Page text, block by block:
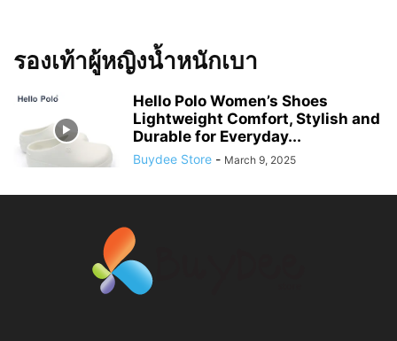
รองเท้าผู้หญิงน้ำหนักเบา
Hello Polo Women’s Shoes
Lightweight Comfort, Stylish and
Durable for Everyday...
Buydee Store - March 9, 2025